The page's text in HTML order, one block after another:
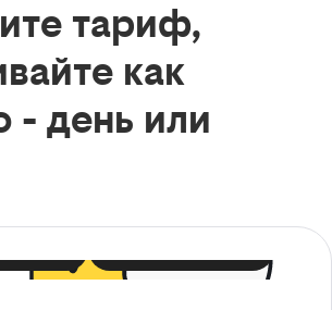
тариф,
как
- день или